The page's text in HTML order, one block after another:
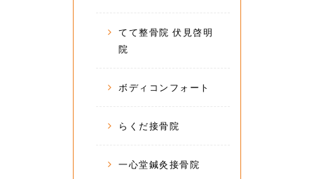
てて整骨院 伏見啓明
院
ボディコンフォート
らくだ接骨院
一心堂鍼灸接骨院